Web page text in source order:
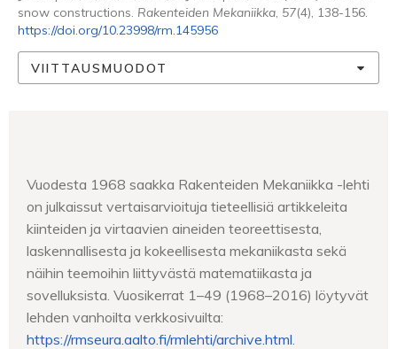
snow constructions. Rakenteiden Mekaniikka, 57(4), 138-156.
https://doi.org/10.23998/rm.145956
VIITTAUSMUODOT
Vuodesta 1968 saakka Rakenteiden Mekaniikka -lehti
on julkaissut vertaisarvioituja tieteellisiä artikkeleita
kiinteiden ja virtaavien aineiden teoreettisesta,
laskennallisesta ja kokeellisesta mekaniikasta sekä
näihin teemoihin liittyvästä matematiikasta ja
sovelluksista. Vuosikerrat 1–49 (1968–2016) löytyvät
lehden vanhoilta verkkosivuilta:
https://rmseura.aalto.fi/rmlehti/archive.html.